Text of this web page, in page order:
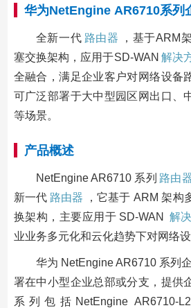
华为NetEngine AR6710系列
全新一代 路由器
，基于ARM
塞交换架构，应用于SD-WAN 解决
全融合，满足企业客户对网络设备
可广泛部署于大中型园区网出口、
等场景。
产品概述
NetEngine AR6710 系列 路由
新一代 路由器
，它基于 ARM 架构
换架构，主要应用于 SD-WAN
解
业业务多元化和云化趋势下对网络设
华为 NetEngine AR6710 系列
署在中小型企业总部或分支，提供
系列包括NetEngine AR6710-